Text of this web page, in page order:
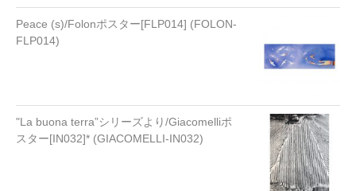
Peace (s)/Folonポスター[FLP014] (FOLON-
FLP014)
"La buona terra”シリーズより/Giacomelliポ
スター[IN032]* (GIACOMELLI-IN032)